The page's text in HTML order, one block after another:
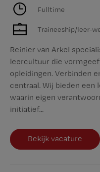
Fulltime
Traineeship/leer-
Reinier van Arkel
leercultuur die
opleidingen. Verbinden
centraal. Wij bieden een
waarin eigen
initiatief...
Bekijk vacature